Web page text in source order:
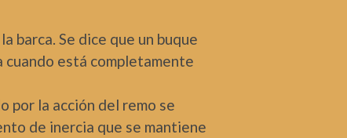
barca. Se dice que un buque
cuando está completamente
por la acción del remo se
de inercia que se mantiene